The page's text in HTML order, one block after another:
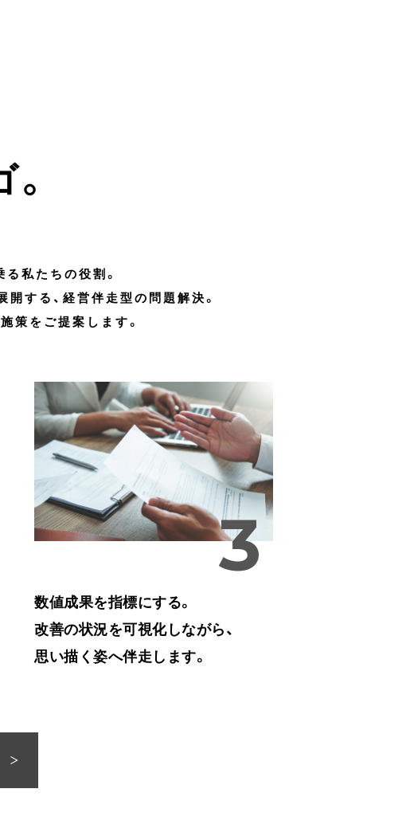
私たちの役割。
する、経営伴走型の問題解決。
策をご提案します。
数値成果を指標にする。
改善の状況を可視化しながら、
思い描く姿へ伴走します。